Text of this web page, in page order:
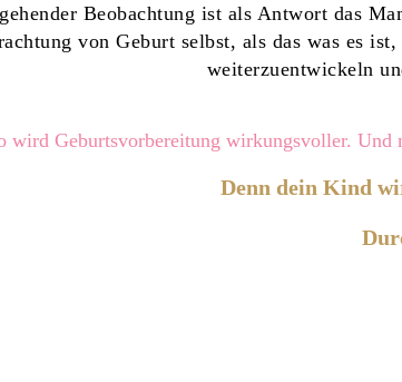
Beobachtung ist als Antwort das
von Geburt selbst, als das was es
weiterzuentwickeln
wird Geburtsvorbereitung wirkungsvoller.
Denn dein Kind